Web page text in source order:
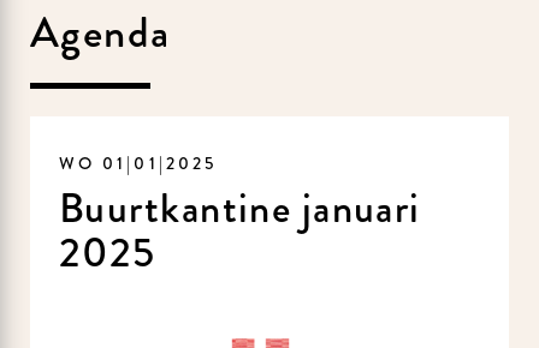
Agenda
WO 01|01|2025
Buurtkantine januari
2025